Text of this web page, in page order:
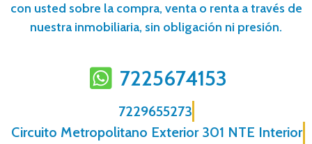
con usted sobre la compra, venta o renta a través de
nuestra inmobiliaria, sin obligación ni presión.
7225674153
7229655273
Circuito Metropolitano Exterior 301 NTE Interior